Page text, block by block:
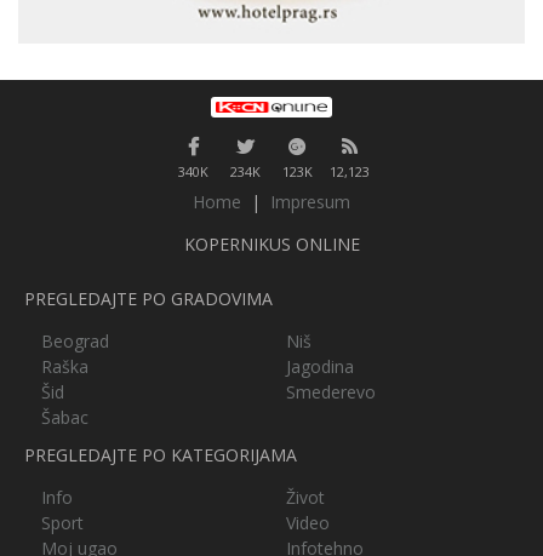
340K 234K 123K 12,123
Home |
Impresum
KOPERNIKUS ONLINE
PREGLEDAJTE PO GRADOVIMA
Beograd
Niš
Raška
Jagodina
Šid
Smederevo
Šabac
PREGLEDAJTE PO KATEGORIJAMA
Info
Život
Sport
Video
Moj ugao
Infotehno